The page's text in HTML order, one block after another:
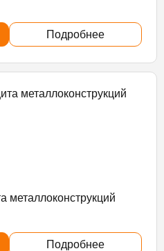
Подробнее
металлоконструкций
Подробнее